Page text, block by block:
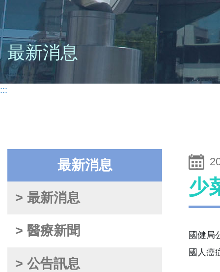
最新消息
:::
最新消息
> 最新消息
> 醫療新聞
> 公告訊息
少
國健局
國人癌